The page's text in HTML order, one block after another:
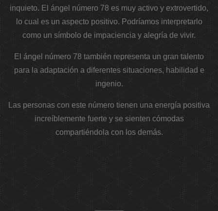
inquieto. El ángel número 78 es muy activo y extrovertido,
lo cual es un aspecto positivo. Podríamos interpretarlo
como un símbolo de impaciencia y alegría de vivir.
El ángel número 78 también representa un gran talento
para la adaptación a diferentes situaciones, habilidad e
ingenio.
Las personas con este número tienen una energía positiva
increíblemente fuerte y se sienten cómodas
compartiéndola con los demás.